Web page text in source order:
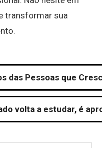
transformar sua
das Pessoas que
volta a estudar, é